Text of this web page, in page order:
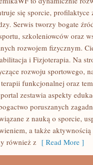
się sporcie,
Serwis tworzy bogate
szkoleniowców oraz
rozwojem fizycznym.
i Fizjoterapia. Na
rozwoju sportowego,
funkcjonalnej oraz
zestawia aspekty
poruszanych
z nauką o sporcie,
a także aktywnością
również z [ Read More ]